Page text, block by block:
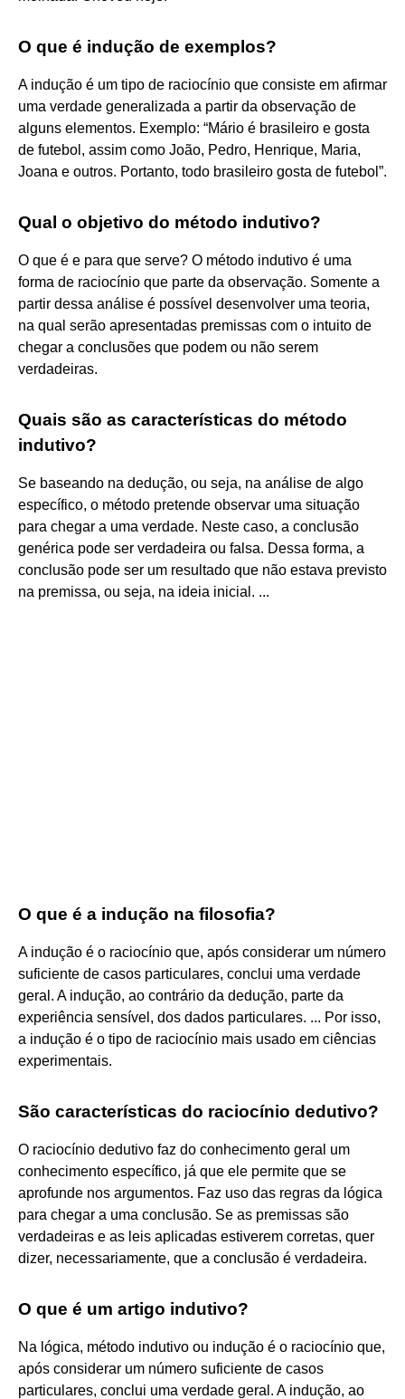
O que é indução de exemplos?
A indução é um tipo de raciocínio que consiste em afirmar
uma verdade generalizada a partir da observação de
alguns elementos. Exemplo: “Mário é brasileiro e gosta
de futebol, assim como João, Pedro, Henrique, Maria,
Joana e outros. Portanto, todo brasileiro gosta de futebol”.
Qual o objetivo do método indutivo?
O que é e para que serve? O método indutivo é uma
forma de raciocínio que parte da observação. Somente a
partir dessa análise é possível desenvolver uma teoria,
na qual serão apresentadas premissas com o intuito de
chegar a conclusões que podem ou não serem
verdadeiras.
Quais são as características do método
indutivo?
Se baseando na dedução, ou seja, na análise de algo
específico, o método pretende observar uma situação
para chegar a uma verdade. Neste caso, a conclusão
genérica pode ser verdadeira ou falsa. Dessa forma, a
conclusão pode ser um resultado que não estava previsto
na premissa, ou seja, na ideia inicial. ...
O que é a indução na filosofia?
A indução é o raciocínio que, após considerar um número
suficiente de casos particulares, conclui uma verdade
geral. A indução, ao contrário da dedução, parte da
experiência sensível, dos dados particulares. ... Por isso,
a indução é o tipo de raciocínio mais usado em ciências
experimentais.
São características do raciocínio dedutivo?
O raciocínio dedutivo faz do conhecimento geral um
conhecimento específico, já que ele permite que se
aprofunde nos argumentos. Faz uso das regras da lógica
para chegar a uma conclusão. Se as premissas são
verdadeiras e as leis aplicadas estiverem corretas, quer
dizer, necessariamente, que a conclusão é verdadeira.
O que é um artigo indutivo?
Na lógica, método indutivo ou indução é o raciocínio que,
após considerar um número suficiente de casos
particulares, conclui uma verdade geral. A indução, ao